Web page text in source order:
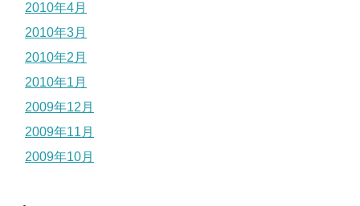
2010年4月
2010年3月
2010年2月
2010年1月
2009年12月
2009年11月
2009年10月